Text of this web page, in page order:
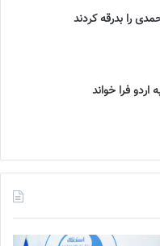
را بدرقه کردند